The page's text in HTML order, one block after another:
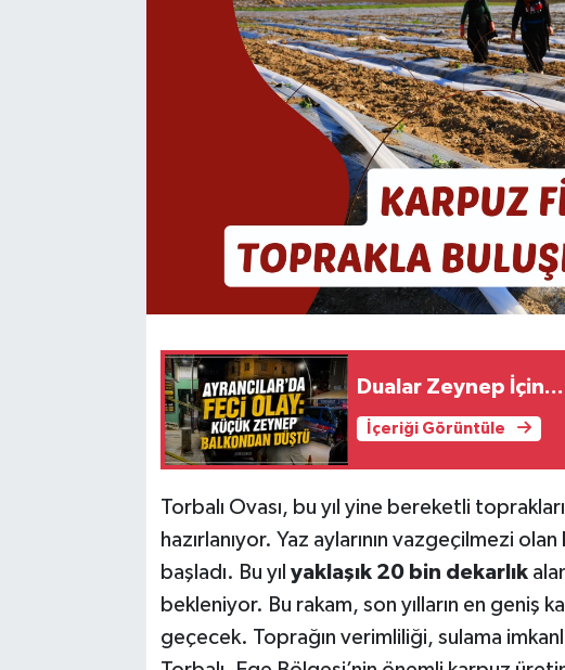
Dualar Zeynep İçin...
İçeriği Görüntüle
Torbalı Ovası, bu yıl yine bereketli
hazırlanıyor. Yaz aylarının vazgeçilmezi olan
başladı. Bu yıl yaklaşık 20 bin dekarlık
bekleniyor. Bu rakam, son yılların en geniş
geçecek. Toprağın verimliliği, sulama